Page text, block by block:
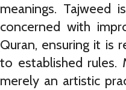
meanings. Tajweed
concerned with
Quran, ensuring it is
to established rules.
merely an artistic